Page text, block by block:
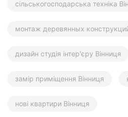
сільськогосподарська техніка
монтаж деревянных
дизайн студія інтер'єру Вінниця
замір приміщення Вінниця
нові квартири Вінниця